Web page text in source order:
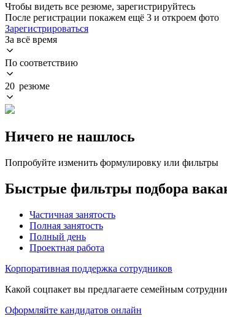
Чтобы видеть все резюме, зарегистрируйтесь
После регистрации покажем ещё 3 и откроем фото
Зарегистрироваться
За всё время
По соответствию
20 резюме
Ничего не нашлось
Попробуйте изменить формулировку или фильтры
Быстрые фильтры подбора
Частичная занятость
Полная занятость
Полный день
Проектная работа
Корпоративная поддержка сотрудников
Какой соцпакет вы предлагаете семейным
Оформляйте кандидатов онлайн